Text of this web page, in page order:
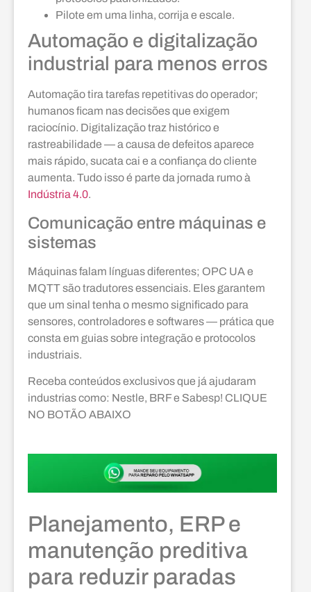
Pilote em uma linha, corrija e escale.
Automação e digitalização
industrial para menos erros
Automação tira tarefas repetitivas do operador;
humanos ficam nas decisões que exigem
raciocínio. Digitalização traz histórico e
rastreabilidade — a causa de defeitos aparece
mais rápido, sucata cai e a confiança do cliente
aumenta. Tudo isso é parte da jornada rumo à
Indústria 4.0.
Comunicação entre máquinas e
sistemas
Máquinas falam línguas diferentes; OPC UA e
MQTT são tradutores essenciais. Eles garantem
que um sinal tenha o mesmo significado para
sensores, controladores e softwares — prática que
consta em guias sobre integração e protocolos
industriais.
Receba conteúdos exclusivos que já ajudaram
industrias como: Nestle, BRF e Sabesp! CLIQUE
NO BOTÃO ABAIXO
Planejamento, ERP e
manutenção preditiva
para reduzir paradas